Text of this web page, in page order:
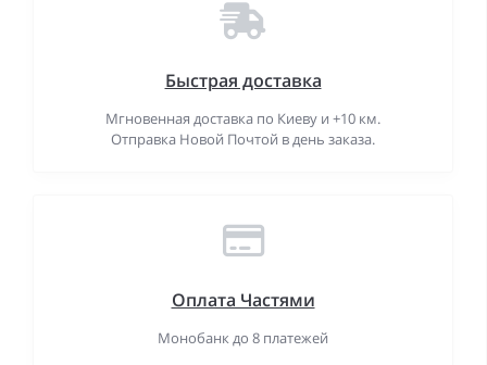
Быстрая доставка
Мгновенная доставка по Киеву и +10 км.
Отправка Новой Почтой в день заказа.
Оплата Частями
Монобанк до 8 платежей